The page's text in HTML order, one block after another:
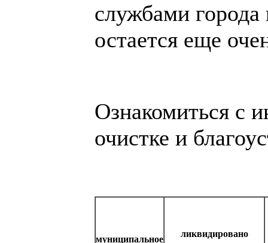
службами города
остается еще
Ознакомиться с
очистке и
муниципальное
ликвидировано